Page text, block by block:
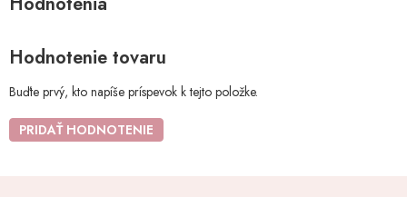
Hodnotenie tovaru
Buďte prvý, kto napíše príspevok k tejto položke.
PRIDAŤ HODNOTENIE